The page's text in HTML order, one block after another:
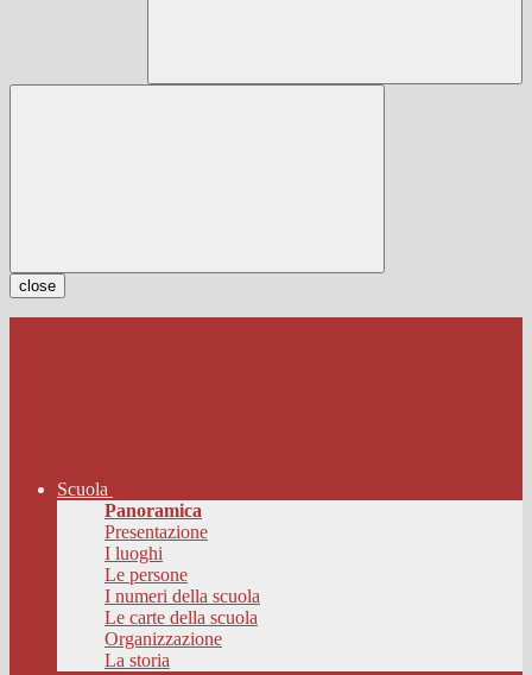
close
Scuola
Panoramica
Presentazione
I luoghi
Le persone
I numeri della scuola
Le carte della scuola
Organizzazione
La storia